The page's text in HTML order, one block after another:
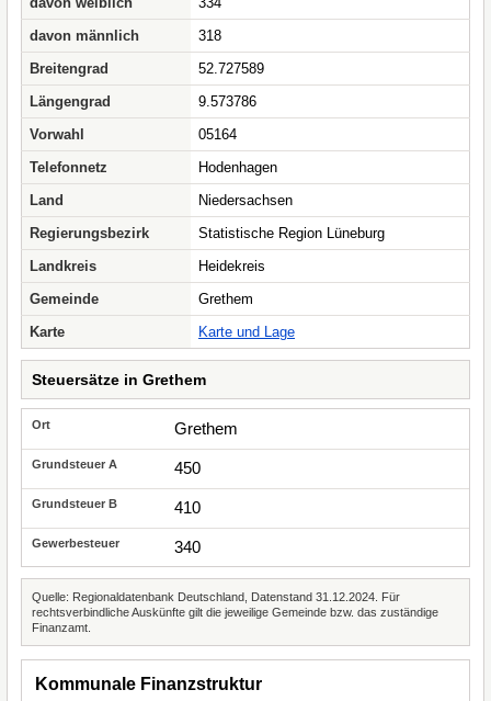
davon männlich
318
Breitengrad
52.727589
Längengrad
9.573786
Vorwahl
05164
Telefonnetz
Hodenhagen
Land
Niedersachsen
Regierungsbezirk
Statistische Region Lüneburg
Landkreis
Heidekreis
Gemeinde
Grethem
Karte
Karte und Lage
Steuersätze in Grethem
Grethem
450
410
340
Quelle: Regionaldatenbank Deutschland, Datenstand 31.12.2024. Für
rechtsverbindliche Auskünfte gilt die jeweilige Gemeinde bzw. das zuständige
Finanzamt.
Kommunale Finanzstruktur